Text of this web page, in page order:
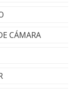
CÁMARA